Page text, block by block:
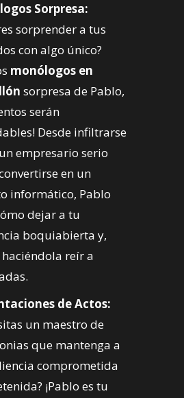
Sorpresa:
sorprender a tus
con algo único?
monólogos en
sorpresa de Pablo,
serán
Desde infiltrarse
empresario serio
en un
informático, Pablo
dejar a tu
boquiabierta y,
reír a
de Actos:
un maestro de
que mantenga a
comprometida
¡Pablo es tu